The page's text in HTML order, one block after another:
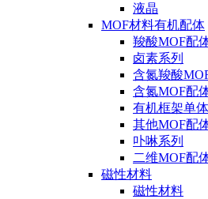
液晶
MOF材料有机配体
羧酸MOF配
卤素系列
含氮羧酸
含氮MOF配
有机框架单
其他MOF配
卟啉系列
二维MOF配
磁性材料
磁性材料